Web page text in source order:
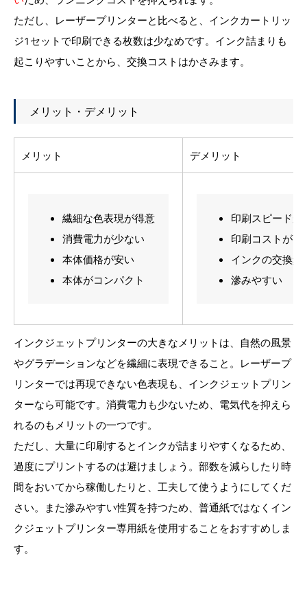
ただし、レーザープリンターと比べると、インクカートリッ
ジ1セットで印刷できる枚数は少なめです。インク詰まりも
起こりやすいことから、交換コストはかさみます。
メリット・デメリット
メリット デメリット
繊細な色表現が得意
消費電力が少ない
本体価格が安い
本体がコンパクト
印刷スピードが
印刷コストが高
インクの交換頻
滲みやすい
インクジェットプリンターの大きなメリットは、自然の風景
やグラデーションなどを繊細に表現できること。レーザープ
リンターでは再現できない色表現も、インクジェットプリン
ターなら可能です。消費電力も少ないため、電気代を抑えら
れるのもメリットの一つです。
ただし、大量に印刷するとインクが詰まりやすくなるため、
過度にプリントするのは避けましょう。部数を減らしたり時
間をおいてから稼働したりと、工夫して使うようにしてくだ
さい。また滲みやすい性質を持つため、普通紙ではなくイン
クジェットプリンター専用紙を使用することをおすすめしま
す。